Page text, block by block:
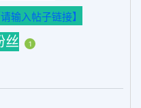
输入帖子链接】
丝 1